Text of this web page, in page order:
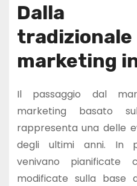
Dalla
marketing
Il passaggio dal
marketing basato
rappresenta una delle
degli ultimi anni. In
venivano
modificate sulla base